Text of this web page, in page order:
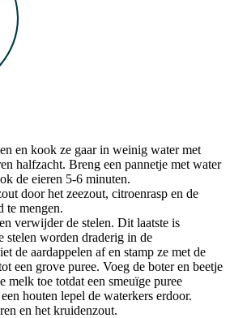
en kook ze gaar in weinig water met
halfzacht. Breng een pannetje met water
de eieren 5-6 minuten.
door het zeezout, citroenrasp en de
te mengen.
verwijder de stelen. Dit laatste is
stelen worden draderig in de
de aardappelen af en stamp ze met de
een grove puree. Voeg de boter en beetje
melk toe totdat een smeuïge puree
houten lepel de waterkers erdoor.
en het kruidenzout.